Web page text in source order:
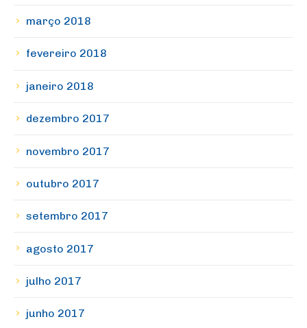
março 2018
fevereiro 2018
janeiro 2018
dezembro 2017
novembro 2017
outubro 2017
setembro 2017
agosto 2017
julho 2017
junho 2017